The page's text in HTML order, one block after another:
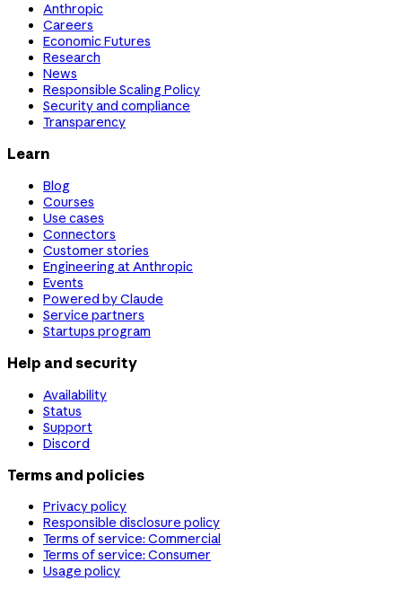
Anthropic
Careers
Economic Futures
Research
News
Responsible Scaling Policy
Security and compliance
Transparency
Learn
Blog
Courses
Use cases
Connectors
Customer stories
Engineering at Anthropic
Events
Powered by Claude
Service partners
Startups program
Help and security
Availability
Status
Support
Discord
Terms and policies
Privacy policy
Responsible disclosure policy
Terms of service: Commercial
Terms of service: Consumer
Usage policy